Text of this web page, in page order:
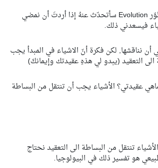
Evolution سأتحدّث عنهُ إذا أردتَ أن نمضي
فيسعدني ذلك.
أن نناقشها, لكن فكرة أنّ الاشياء في المبدأ يجب
التعقيد (يبدو لي هذهِ عقيدتك وإيمانكَ)
عقيدتي؟ الأشياء يجب أن تنتقل من البساطة
تنتقل من البساطة الى التعقيد نحتاج
هو تفسير ذلك في البيولوجيا.